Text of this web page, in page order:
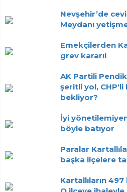
Nevşehir’de
Meydanı
Emekçilerden
grev kararı!
AK Partili
şeritli yol,
bekliyor?
İyi
böyle batıyor
Paralar
başka ilçelere
Kartallıların